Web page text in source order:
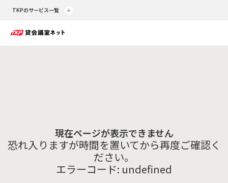
TKPのサービス一覧
現在ページが表示できません
恐れ入りますが時間を置いてから再度ご確認く
ださい。
エラーコード: undefined